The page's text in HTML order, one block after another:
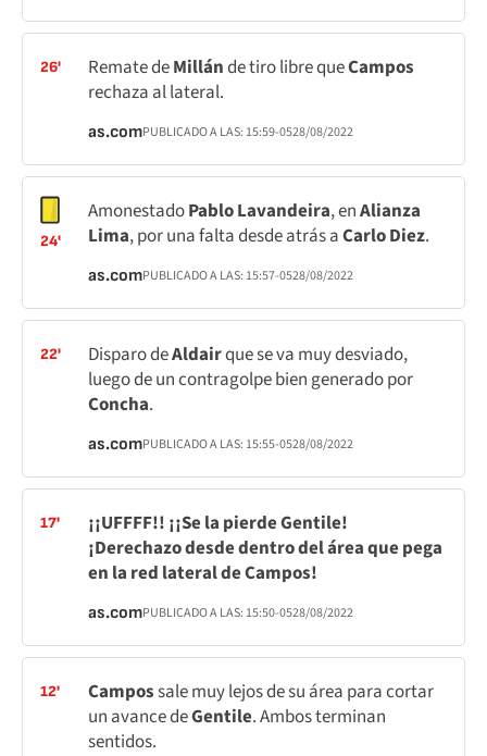
26' Remate deMillánde tiro libre queCampos
rechaza al lateral.
as.comPUBLICADO A LAS: 15:59-0528/08/2022
24'
AmonestadoPablo Lavandeira, enAlianza
Lima, por una falta desde atrás aCarlo Diez.
as.comPUBLICADO A LAS: 15:57-0528/08/2022
22' Disparo deAldairque se va muy desviado,
luego de un contragolpe bien generado por
Concha.
as.comPUBLICADO A LAS: 15:55-0528/08/2022
17'
¡¡UFFFF!! ¡¡Se la pierde Gentile!
¡Derechazo desde dentro del área que pega
en la red lateral de Campos!
as.comPUBLICADO A LAS: 15:50-0528/08/2022
12' Campossale muy lejos de su área para cortar
un avance deGentile. Ambos terminan
sentidos.